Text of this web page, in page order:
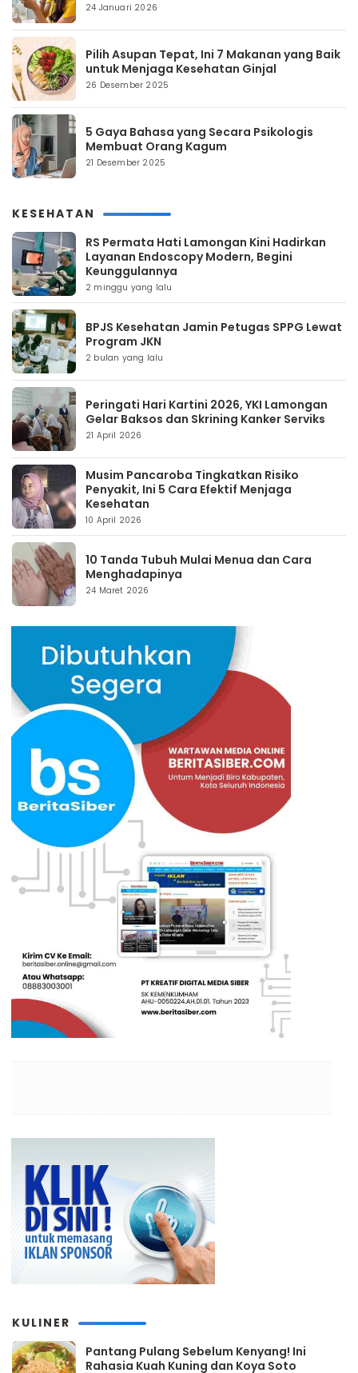
24 Januari 2026
Pilih Asupan Tepat, Ini 7 Makanan yang Baik
untuk Menjaga Kesehatan Ginjal
26 Desember 2025
5 Gaya Bahasa yang Secara Psikologis
Membuat Orang Kagum
21 Desember 2025
KESEHATAN
RS Permata Hati Lamongan Kini Hadirkan
Layanan Endoscopy Modern, Begini
Keunggulannya
2 minggu yang lalu
BPJS Kesehatan Jamin Petugas SPPG Lewat
Program JKN
2 bulan yang lalu
Peringati Hari Kartini 2026, YKI Lamongan
Gelar Baksos dan Skrining Kanker Serviks
21 April 2026
Musim Pancaroba Tingkatkan Risiko
Penyakit, Ini 5 Cara Efektif Menjaga
Kesehatan
10 April 2026
10 Tanda Tubuh Mulai Menua dan Cara
Menghadapinya
24 Maret 2026
KULINER
Pantang Pulang Sebelum Kenyang! Ini
Rahasia Kuah Kuning dan Koya Soto